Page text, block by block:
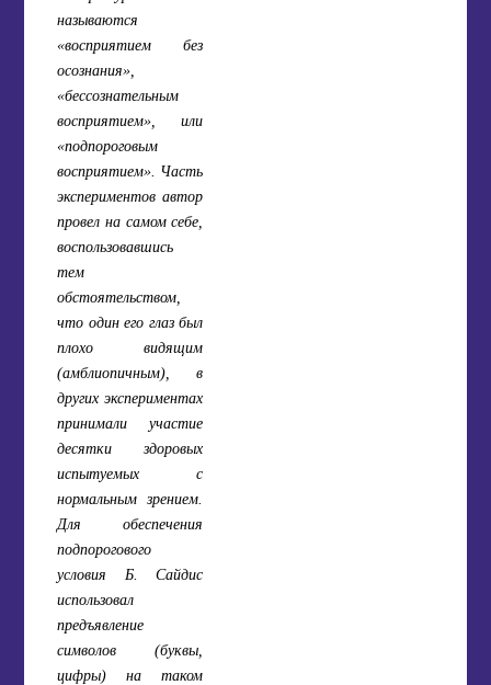
называются
«восприятием без
осознания»,
«бессознательным
восприятием», или
«подпороговым
восприятием». Часть
экспериментов автор
провел на самом себе,
воспользовавшись
тем
обстоятельством,
что один его глаз был
плохо видящим
(амблиопичным), в
других экспериментах
принимали участие
десятки здоровых
испытуемых с
нормальным зрением.
Для обеспечения
подпорогового
условия Б. Сайдис
использовал
предъявление
символов (буквы,
цифры) на таком